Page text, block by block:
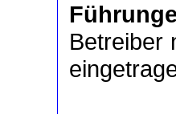
Betreiber